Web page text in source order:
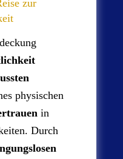
zur
physischen
in
Durch